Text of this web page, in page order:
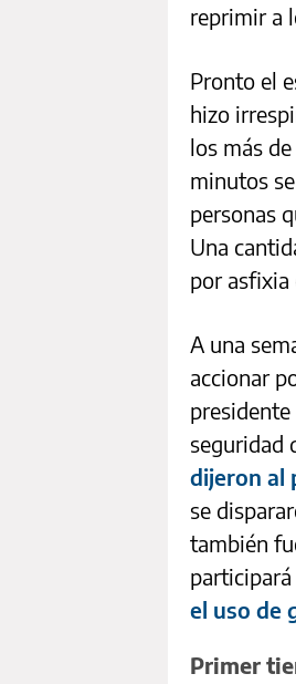
reprimir a
Pronto el
hizo
los más
minutos
personas
Una
por asfixia
A una
accionar
seguridad
dijeron al
se
también
el uso de
Primer